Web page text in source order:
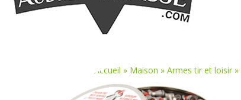
Accueil » Maison »Armes tir et loisir »